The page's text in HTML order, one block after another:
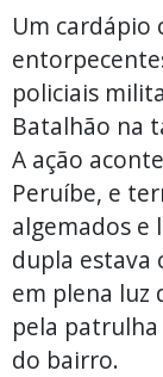
Um cardápio
policiais
Batalhão na
A ação
Peruíbe, e
algemados e
dupla estava
em plena luz
pela
do bairro.